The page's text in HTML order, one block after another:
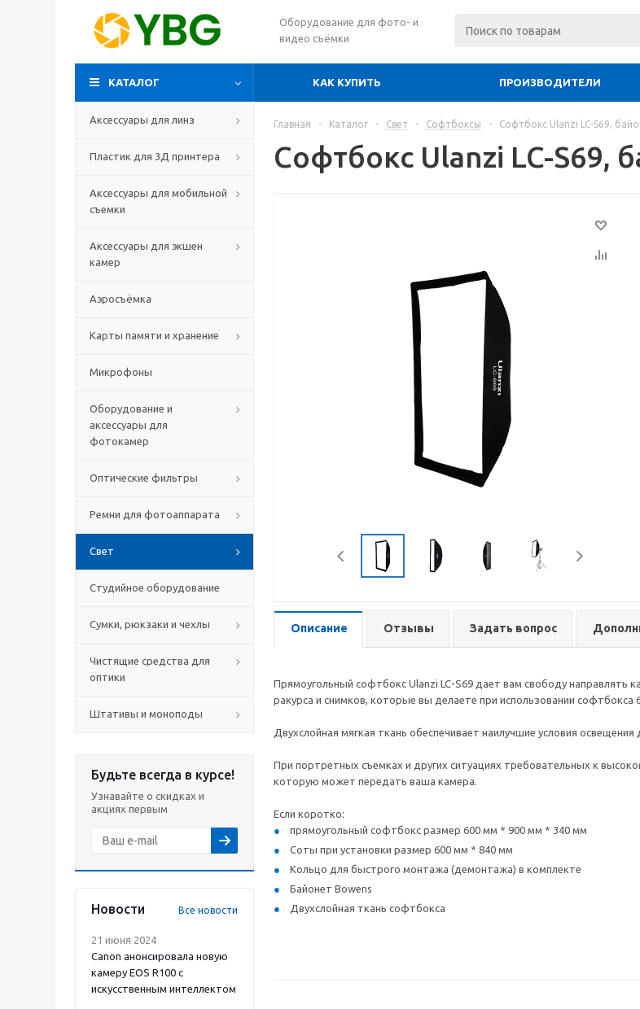
Оборудование для фото- и
видео съёмки
КАТАЛОГ КАК КУПИТЬ ПРОИЗВОДИТЕЛИ
Аксессуары для линз
Пластик для 3Д принтера
Аксессуары для мобильной
съемки
Аксессуары для экшен
камер
Аэросъёмка
Карты памяти и хранение
Микрофоны
Оборудование и
аксессуары для
фотокамер
Оптические фильтры
Ремни для фотоаппарата
Свет
Студийное оборудование
Сумки, рюкзаки и чехлы
Чистящие средства для
оптики
Штативы и моноподы
Будьте всегда в курсе!
Узнавайте о скидках и
акциях первым
Новости Все новости
21 июня 2024
Canon анонсировала новую
камеру EOS R100 с
искусственным интеллектом
Главная - Каталог - Свет - Софтбоксы - Софтбокс Ulanzi LC-S69,
Софтбокс Ulanzi LC-S69,
Описание Отзывы Задать вопрос
Прямоугольный софтбокс Ulanzi LC-S69 дает вам свободу направлять
ракурса и снимков, которые вы делаете при использовании софтбокса
Двухслойная мягкая ткань обеспечивает наилучшие условия
При портретных съемках и других ситуациях требовательных к
которую может передать ваша камера.
Если коротко:
прямоугольный софтбокс размер 600 мм * 900 мм * 340 мм
Соты при установки размер 600 мм * 840 мм
Кольцо для быстрого монтажа (демонтажа) в комплекте
Байонет Bowens
Двухслойная ткань софтбокса